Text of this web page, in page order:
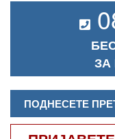
ПОДНЕСЕТЕ